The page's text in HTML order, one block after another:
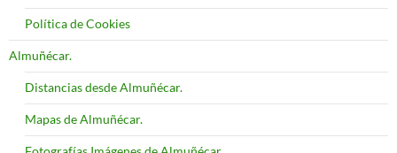
Política de Cookies
Almuñécar.
Distancias desde Almuñécar.
Mapas de Almuñécar.